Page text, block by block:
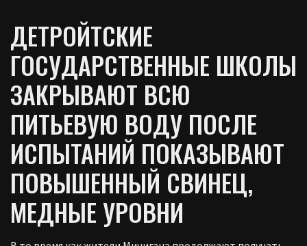
ДЕТРОЙТСКИЕ
ГОСУДАРСТВЕННЫЕ ШКОЛЫ
ЗАКРЫВАЮТ ВСЮ
ПИТЬЕВУЮ ВОДУ ПОСЛЕ
ИСПЫТАНИЙ ПОКАЗЫВАЮТ
ПОВЫШЕННЫЙ СВИНЕЦ,
МЕДНЫЕ УРОВНИ